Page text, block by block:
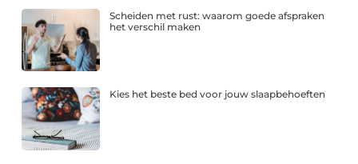
Scheiden met rust: waarom goede afspraken
het verschil maken
Kies het beste bed voor jouw slaapbehoeften